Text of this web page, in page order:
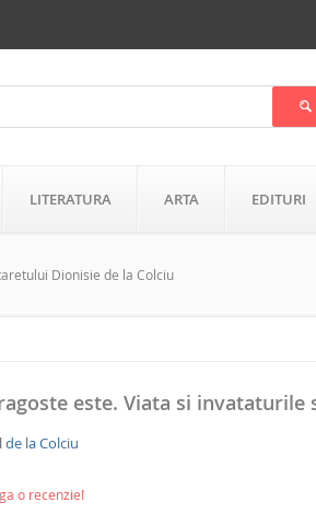
LITERATURA ARTA EDITURI
Dionisie de la Colciu
este. Viata si
la Colciu
o recenzie!